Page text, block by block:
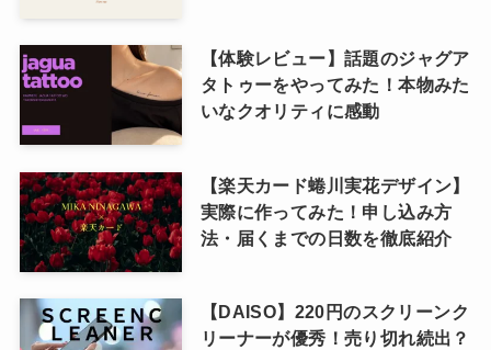
【体験レビュー】話題のジャグア
タトゥーをやってみた！本物みた
いなクオリティに感動
【楽天カード蜷川実花デザイン】
実際に作ってみた！申し込み方
法・届くまでの日数を徹底紹介
【DAISO】220円のスクリーンク
リーナーが優秀！売り切れ続出？